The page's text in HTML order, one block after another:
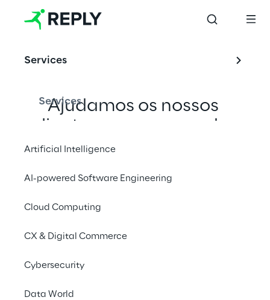
Services
Services
Artificial Intelligence
AI-powered Software Engineering
Cloud Computing
CX & Digital Commerce
Cybersecurity
Data World
uting
Ajudamos os nossos
clientes a compreender
o potencial de
aprofundando a
aplicação de algoritmos
identificando soluções
de problemas ainda sem